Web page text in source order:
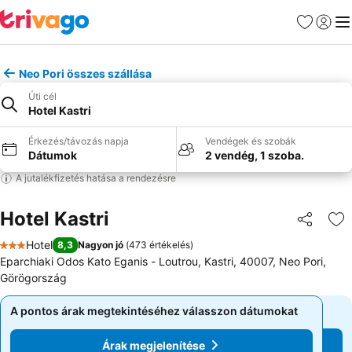
Kedvencek
Neo Pori összes szállása
Úti cél
Hotel Kastri
Érkezés/távozás napja
Dátumok
Vendégek és szobák
2 vendég, 1 szoba.
A jutalékfizetés hatása a rendezésre
Hotel Kastri
3 Kategória
Hotel 8,3 Nagyon jó (473 értékelés)
Eparchiaki Odos Kato Eganis - Loutrou, Kastri, 40007, Neo Pori,
Görögország
A pontos árak megtekintéséhez válasszon dátumokat
Árak megjelenítése
A pontos árak megtekintéséhez válasszon dátumokat
Árak megjelenítése